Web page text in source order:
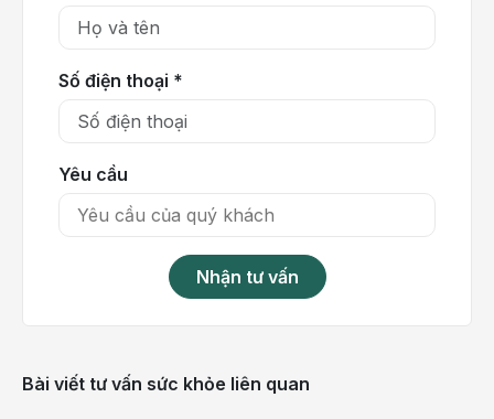
hết chu vi hậu môn thì được gọi là trĩ vòng. Trĩ vòng
trĩ. Trĩ bao gồm nhiều búi trĩ có kích thước lớn nhỏ
khác nhau sắp xếp vòng quanh, bao kín hết chu vi
hậu môn. Do đó, phương pháp điều trị trĩ vòng hữu
hiệu nhất là phẫu thuật cắt trĩ.
Nguyên nhân gây bệnh trĩ vòng
Có rất nhiều nguyên nhân gây bệnh trĩ vòng, một số
Số điện thoại *
Yêu cầu
Nhận tư vấn
Bài viết tư vấn sức khỏe liên quan